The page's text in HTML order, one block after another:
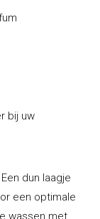
bij uw
dun laagje
een optimale
wassen met